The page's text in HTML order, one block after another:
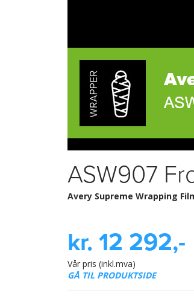
ASW907
Avery Supreme Wrapping
kr. 12 292,-
Vår pris (inkl.mva)
GÅ TIL PRODUKTSIDE